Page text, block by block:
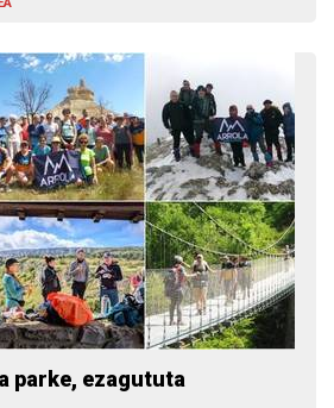
parke, ezagututa